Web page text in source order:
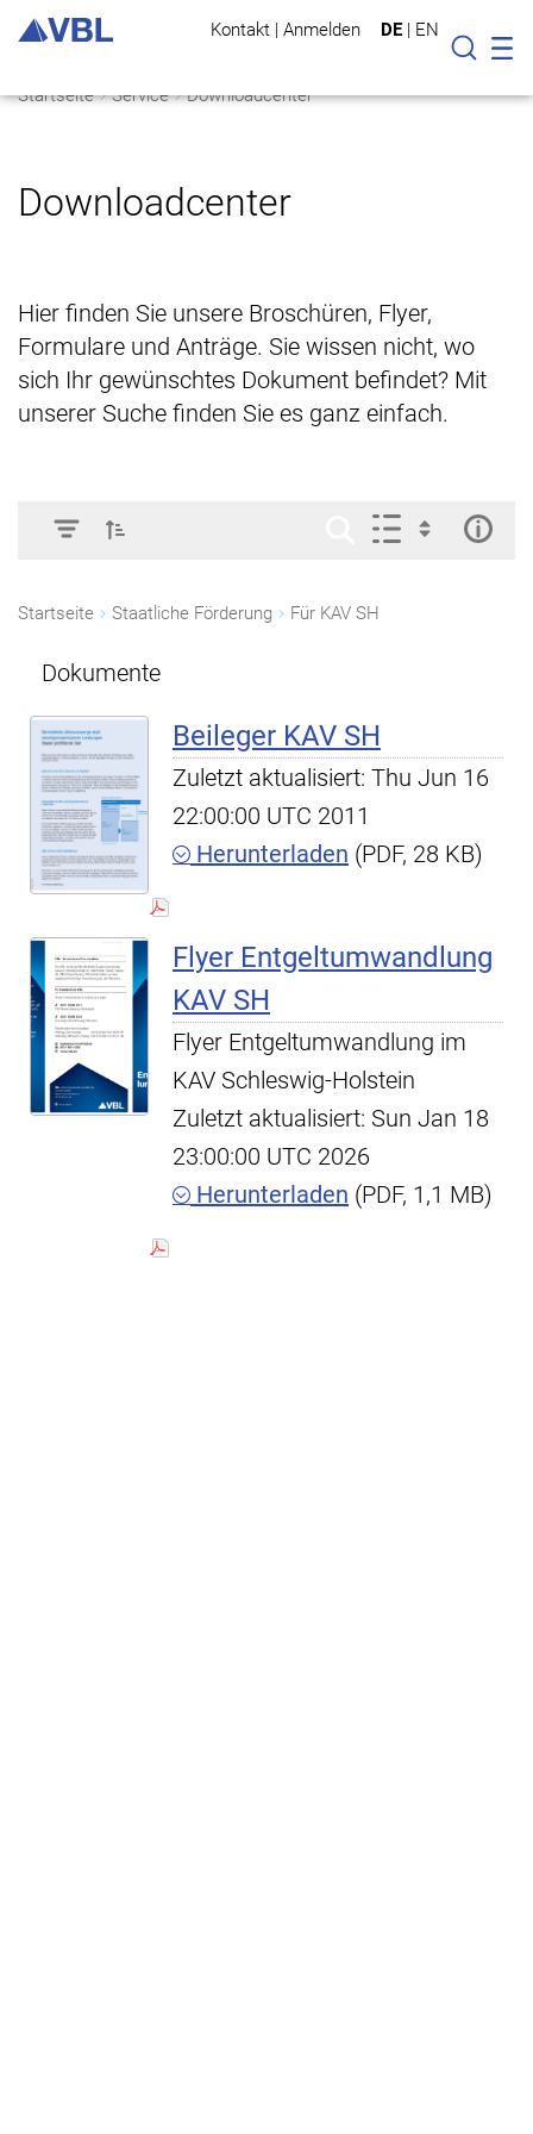
Kontakt | Anmelden DE | EN
Suche
Startseite Service Downloadcenter
Downloadcenter
Hier finden Sie unsere Broschüren, Flyer,
Formulare und Anträge. Sie wissen nicht, wo
sich Ihr gewünschtes Dokument befindet? Mit
unserer Suche finden Sie es ganz einfach.
Startseite Staatliche Förderung Für KAV SH
Dokumente
Beileger KAV SH
Zuletzt aktualisiert: Thu Jun 16
22:00:00 UTC 2011
Herunterladen (PDF, 28 KB)
Flyer Entgeltumwandlung
KAV SH
Flyer Entgeltumwandlung im
KAV Schleswig-Holstein
Zuletzt aktualisiert: Sun Jan 18
23:00:00 UTC 2026
Herunterladen (PDF, 1,1 MB)